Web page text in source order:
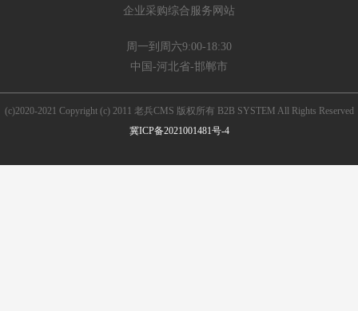
企业采购综合服务网站
周一到周六9:00-18:30
中国-河北省-邯郸市
(c)2020-2021 Copyright (c) 2011 老兵CMS 版权所有 B2B SYSTEM All Rights Reserved
冀ICP备2021001481号-4